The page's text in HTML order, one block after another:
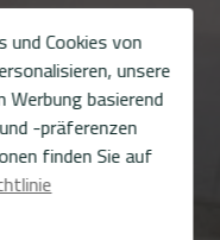
und Cookies von
unsere
Werbung basierend
-präferenzen
finden Sie auf